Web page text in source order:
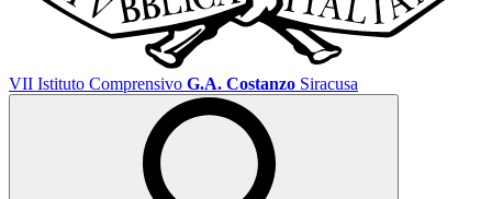
VII Istituto Comprensivo G.A. Costanzo Siracusa